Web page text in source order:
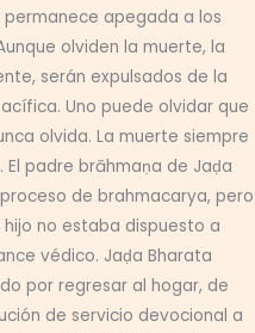
apegada a los
olviden la muerte, la
serán expulsados ​​de la
Uno puede olvidar que
olvida. La muerte siempre
padre brāhmaṇa de Jaḍa
de brahmacarya, pero
no estaba dispuesto a
védico. Jaḍa Bharata
por regresar al hogar, de
de servicio devocional a